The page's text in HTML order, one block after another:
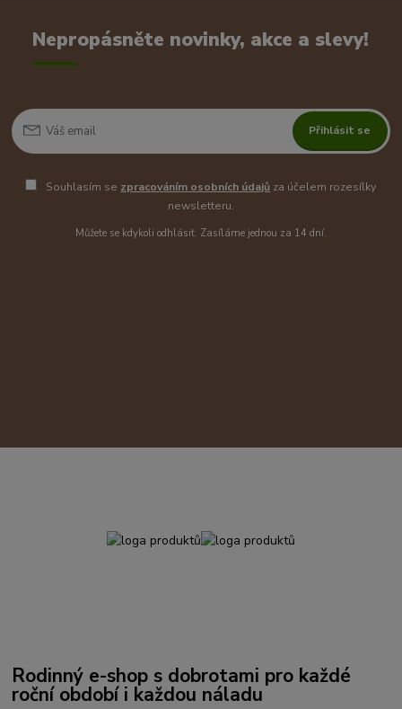
Nepropásněte novinky, akce a slevy!
Přihlásit se
Souhlasím se zpracováním osobních údajů za účelem rozesílky
newsletteru.
Můžete se kdykoli odhlásit. Zasíláme jednou za 14 dní.
Rodinný e-shop s dobrotami pro každé
roční období i každou náladu